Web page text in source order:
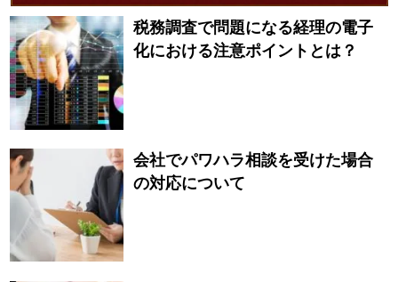
税務調査で問題になる経理の電子
化における注意ポイントとは？
会社でパワハラ相談を受けた場合
の対応について